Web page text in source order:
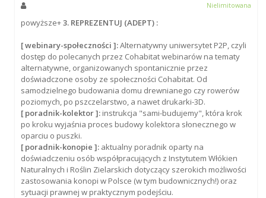
Nielimitowana
powyższe+3. REPREZENTUJ (ADEPT) :
[ webinary-społeczności ]:Alternatywny uniwersytet P2P, czyli
dostęp do polecanych przez Cohabitat webinarów na tematy
alternatywne, organizowanych spontanicznie przez
doświadczone osoby ze społeczności Cohabitat. Od
samodzielnego budowania domu drewnianego czy rowerów
poziomych, po pszczelarstwo, a nawet drukarki-3D.
[ poradnik-kolektor ]:instrukcja "sami-budujemy", która krok
po kroku wyjaśnia proces budowy kolektora słonecznego w
oparciu o puszki.
[ poradnik-konopie ]:aktualny poradnik oparty na
doświadczeniu osób współpracujących z Instytutem Włókien
Naturalnych i Roślin Zielarskich dotyczący szerokich możliwości
zastosowania konopi w Polsce (w tym budownicznych!) oraz
sytuacji prawnej w praktycznym podejściu.